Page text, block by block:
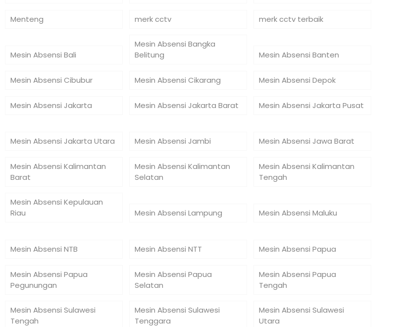
Menteng merk cctv merk cctv terbaik
Mesin Absensi Bali
Mesin Absensi Bangka
Belitung
Mesin Absensi Banten
Mesin Absensi Cibubur Mesin Absensi Cikarang Mesin Absensi Depok
Mesin Absensi Jakarta Mesin Absensi Jakarta Barat Mesin Absensi Jakarta Pusat
Mesin Absensi Jakarta Utara Mesin Absensi Jambi Mesin Absensi Jawa Barat
Mesin Absensi Kalimantan
Barat
Mesin Absensi Kalimantan
Selatan
Mesin Absensi Kalimantan
Tengah
Mesin Absensi Kepulauan
Riau
Mesin Absensi Lampung Mesin Absensi Maluku
Mesin Absensi NTB Mesin Absensi NTT Mesin Absensi Papua
Mesin Absensi Papua
Pegunungan
Mesin Absensi Papua
Selatan
Mesin Absensi Papua
Tengah
Mesin Absensi Sulawesi
Tengah
Mesin Absensi Sulawesi
Tenggara
Mesin Absensi Sulawesi
Utara